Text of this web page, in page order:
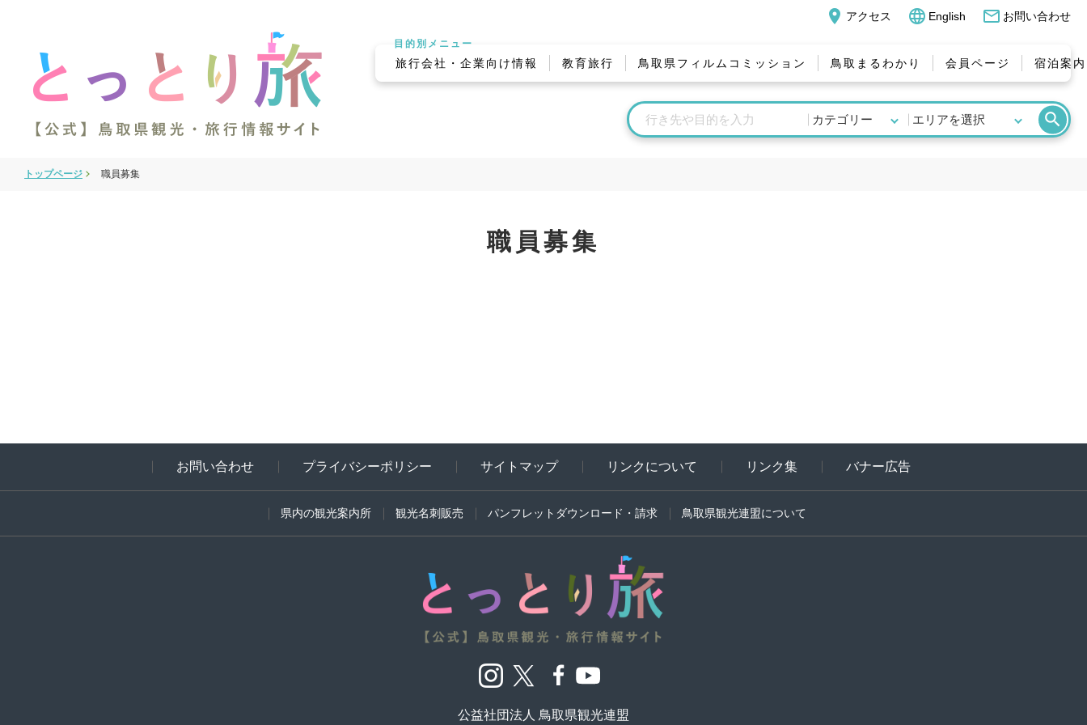
place アクセス language English mail_outline お問い合わせ
目的別メニュー
旅行会社・企業向け情報 教育旅行 鳥取県フィルムコミッション 鳥取まるわかり 会員ページ 宿泊案内
search
トップページ 職員募集
職員募集
お問い合わせ プライバシーポリシー サイトマップ リンクについて リンク集 バナー広告
県内の観光案内所 観光名刺販売 パンフレットダウンロード・請求 鳥取県観光連盟について
公益社団法人 鳥取県観光連盟